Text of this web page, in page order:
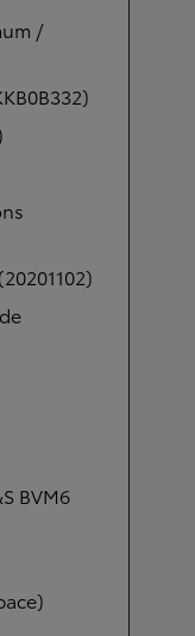
/
BVM6